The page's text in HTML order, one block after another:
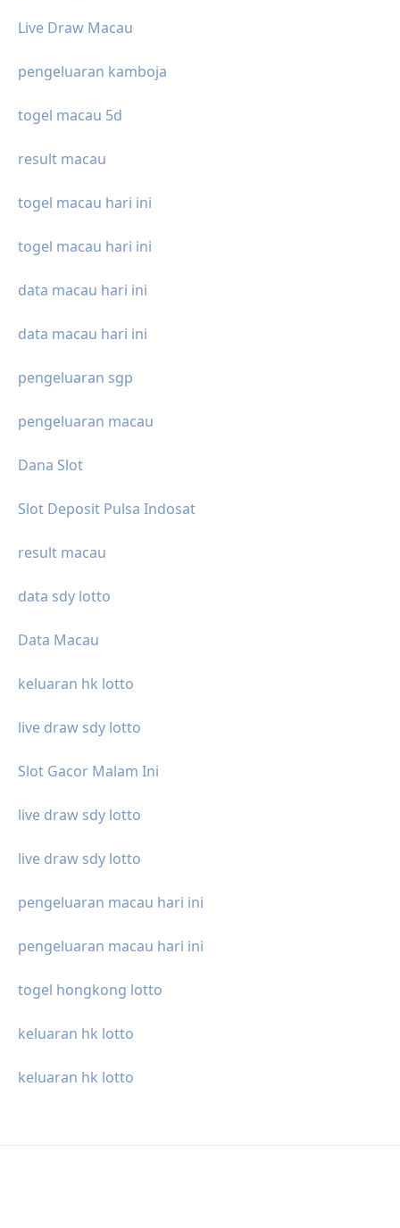
Live Draw Macau
pengeluaran kamboja
togel macau 5d
result macau
togel macau hari ini
togel macau hari ini
data macau hari ini
data macau hari ini
pengeluaran sgp
pengeluaran macau
Dana Slot
Slot Deposit Pulsa Indosat
result macau
data sdy lotto
Data Macau
keluaran hk lotto
live draw sdy lotto
Slot Gacor Malam Ini
live draw sdy lotto
live draw sdy lotto
pengeluaran macau hari ini
pengeluaran macau hari ini
togel hongkong lotto
keluaran hk lotto
keluaran hk lotto